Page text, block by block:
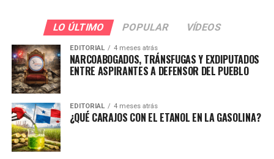
LO ÚLTIMO POPULAR VÍDEOS
EDITORIAL 4 meses atrás
NARCOABOGADOS, TRÁNSFUGAS Y EXDIPUTADOS
ENTRE ASPIRANTES A DEFENSOR DEL PUEBLO
EDITORIAL 4 meses atrás
¿QUÉ CARAJOS CON EL ETANOL EN LA GASOLINA?